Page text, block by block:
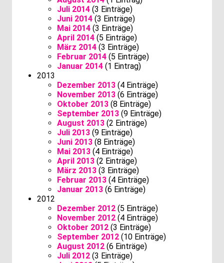
Juli 2014 (3 Einträge)
Juni 2014 (3 Einträge)
Mai 2014 (3 Einträge)
April 2014 (5 Einträge)
März 2014 (3 Einträge)
Februar 2014 (5 Einträge)
Januar 2014 (1 Eintrag)
2013
Dezember 2013 (4 Einträge)
November 2013 (6 Einträge)
Oktober 2013 (8 Einträge)
September 2013 (9 Einträge)
August 2013 (2 Einträge)
Juli 2013 (9 Einträge)
Juni 2013 (8 Einträge)
Mai 2013 (4 Einträge)
April 2013 (2 Einträge)
März 2013 (3 Einträge)
Februar 2013 (4 Einträge)
Januar 2013 (6 Einträge)
2012
Dezember 2012 (5 Einträge)
November 2012 (4 Einträge)
Oktober 2012 (3 Einträge)
September 2012 (10 Einträge)
August 2012 (6 Einträge)
Juli 2012 (3 Einträge)